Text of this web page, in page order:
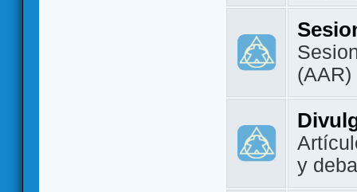
(AAR)
y